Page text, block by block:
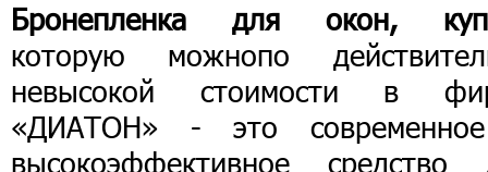
Бронепленка для окон,
которую можнопо
невысокой стоимости в
«ДИАТОН» - это
высокоэффективное средство